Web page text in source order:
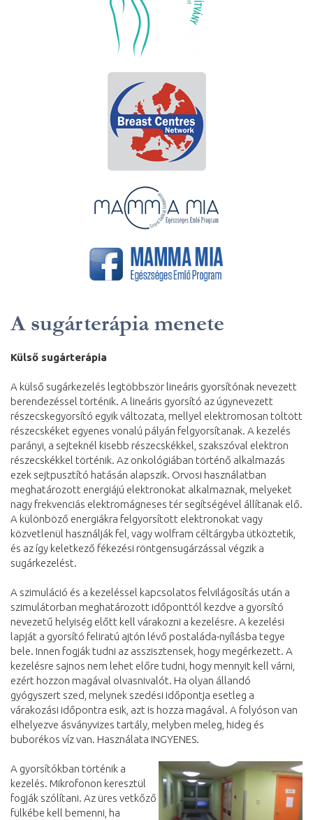
A sugárterápia menete
Külső sugárterápia
A külső sugárkezelés legtöbbször lineáris gyorsítónak nevezett
berendezéssel történik. A lineáris gyorsító az úgynevezett
részecskegyorsító egyik változata, mellyel elektromosan töltött
részecskéket egyenes vonalú pályán felgyorsítanak. A kezelés
parányi, a sejteknél kisebb részecskékkel, szakszóval elektron
részecskékkel történik. Az onkológiában történő alkalmazás
ezek sejtpusztító hatásán alapszik. Orvosi használatban
meghatározott energiájú elektronokat alkalmaznak, melyeket
nagy frekvenciás elektromágneses tér segítségével állítanak elő.
A különböző energiákra felgyorsított elektronokat vagy
közvetlenül használják fel, vagy wolfram céltárgyba ütköztetik,
és az így keletkező fékezési röntgensugárzással végzik a
sugárkezelést.
A szimuláció és a kezeléssel kapcsolatos felvilágosítás után a
szimulátorban meghatározott időponttól kezdve a gyorsító
nevezetű helyiség előtt kell várakozni a kezelésre. A kezelési
lapját a gyorsító feliratú ajtón lévő postaláda-nyílásba tegye
bele. Innen fogják tudni az asszisztensek, hogy megérkezett. A
kezelésre sajnos nem lehet előre tudni, hogy mennyit kell várni,
ezért hozzon magával olvasnivalót. Ha olyan állandó
gyógyszert szed, melynek szedési időpontja esetleg a
várakozási időpontra esik, azt is hozza magával. A folyóson van
elhelyezve ásványvizes tartály, melyben meleg, hideg és
buborékos víz van. Használata INGYENES.
A gyorsítókban történik a
kezelés. Mikrofonon keresztül
fogják szólítani. Az üres vetkőző
fülkébe kell bemenni, ha